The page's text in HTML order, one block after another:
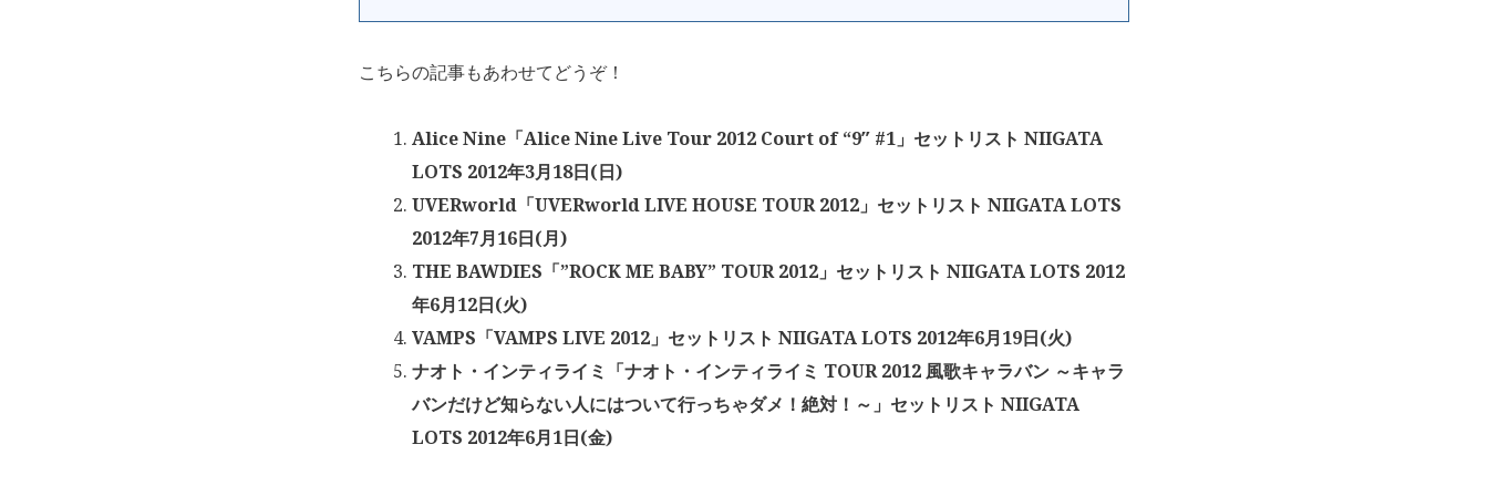
こちらの記事もあわせてどうぞ！
Alice Nine「Alice Nine Live Tour 2012 Court of “9″ #1」セットリスト NIIGATA
LOTS 2012年3月18日(日)
UVERworld「UVERworld LIVE HOUSE TOUR 2012」セットリスト NIIGATA LOTS
2012年7月16日(月)
THE BAWDIES「”ROCK ME BABY” TOUR 2012」セットリスト NIIGATA LOTS 2012
年6月12日(火)
VAMPS「VAMPS LIVE 2012」セットリスト NIIGATA LOTS 2012年6月19日(火)
ナオト・インティライミ「ナオト・インティライミ TOUR 2012 風歌キャラバン ～キャラ
バンだけど知らない人にはついて行っちゃダメ！絶対！～」セットリスト NIIGATA
LOTS 2012年6月1日(金)